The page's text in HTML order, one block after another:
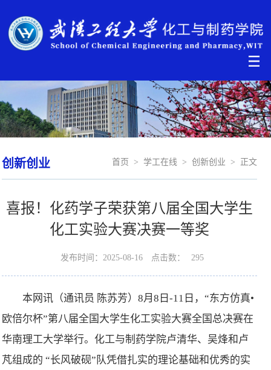
创新创业 首页 > 学工在线 > 创新创业 > 正文
喜报！化药学子荣获第八届全国大学生
化工实验大赛决赛一等奖
发布时间：2025-08-16 点击数： 295
本网讯（通讯员 陈苏芳）8月8日-11日，“东方仿真•
欧倍尔杯”第八届全国大学生化工实验大赛全国总决赛在
华南理工大学举行。化工与制药学院卢清华、吴烽和卢
芃组成的 “长风破砚”队凭借扎实的理论基础和优秀的实